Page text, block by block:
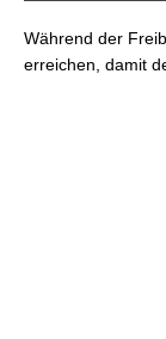
Während der
erreichen, damit